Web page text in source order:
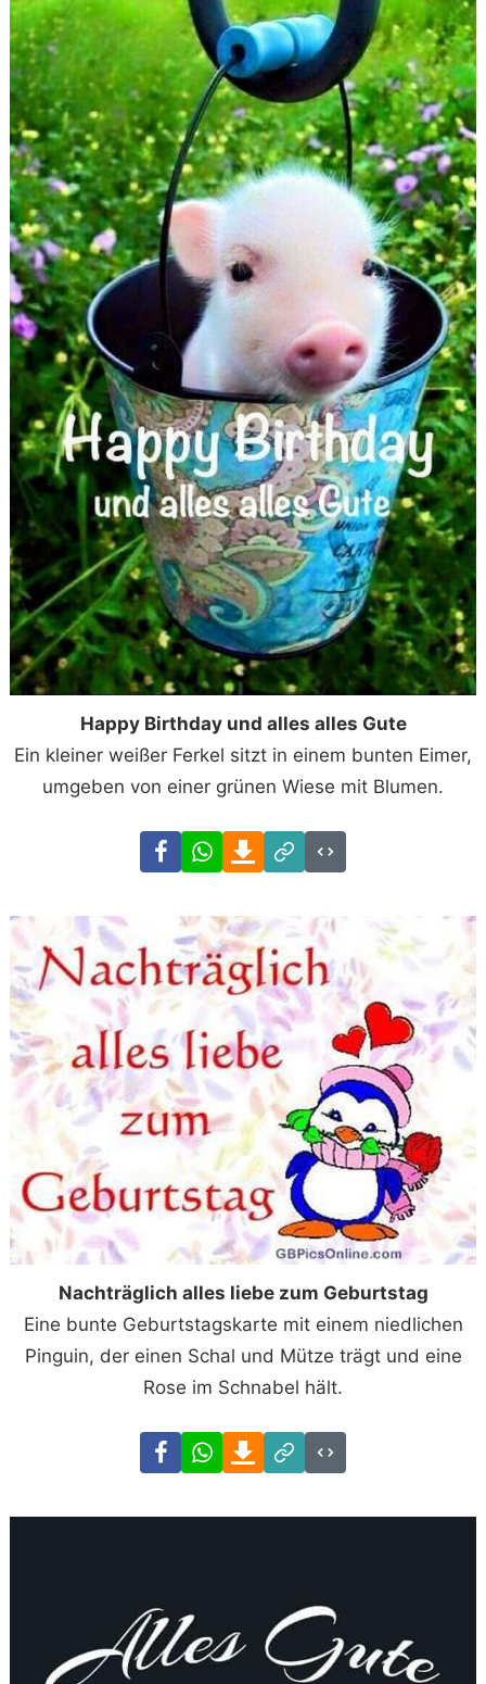
Happy Birthday und alles alles Gute
Ein kleiner weißer Ferkel sitzt in einem bunten Eimer,
umgeben von einer grünen Wiese mit Blumen.
FacebookWhatsAppDownload
Link
Code
Nachträglich alles liebe zum Geburtstag
Eine bunte Geburtstagskarte mit einem niedlichen
Pinguin, der einen Schal und Mütze trägt und eine
Rose im Schnabel hält.
FacebookWhatsAppDownload
Link
Code